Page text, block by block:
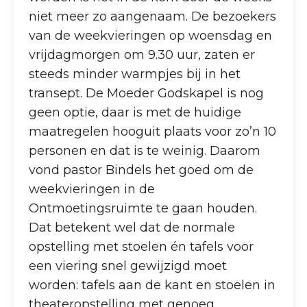
niet meer zo aangenaam. De bezoekers
van de weekvieringen op woensdag en
vrijdagmorgen om 9.30 uur, zaten er
steeds minder warmpjes bij in het
transept. De Moeder Godskapel is nog
geen optie, daar is met de huidige
maatregelen hooguit plaats voor zo’n 10
personen en dat is te weinig. Daarom
vond pastor Bindels het goed om de
weekvieringen in de
Ontmoetingsruimte te gaan houden.
Dat betekent wel dat de normale
opstelling met stoelen én tafels voor
een viering snel gewijzigd moet
worden: tafels aan de kant en stoelen in